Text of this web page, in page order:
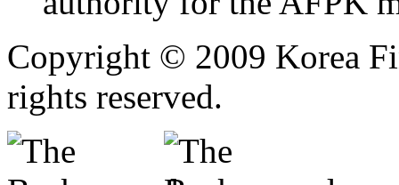
Copyright © 2009 Korea
rights reserved.